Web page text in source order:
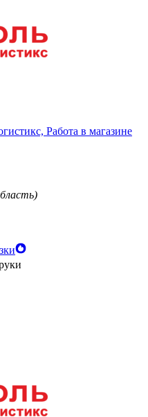
Работа в магазине